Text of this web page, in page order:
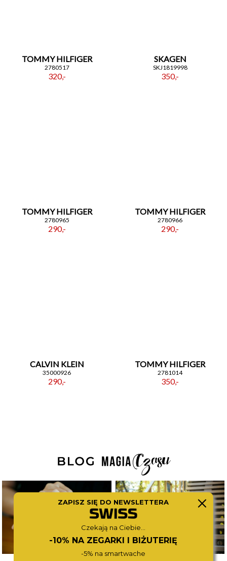
TOMMY HILFIGER
2780517
320,-
SKAGEN
SKJ1819998
350,-
TOMMY HILFIGER
2780965
290,-
TOMMY HILFIGER
2780966
290,-
CALVIN KLEIN
35000926
290,-
TOMMY HILFIGER
2781014
350,-
ZAPISZ SIĘ DO NEWSLETTERA
Czekają na Ciebie...
-10% NA ZEGARKI I BIŻUTERIĘ
-5% na smartwache